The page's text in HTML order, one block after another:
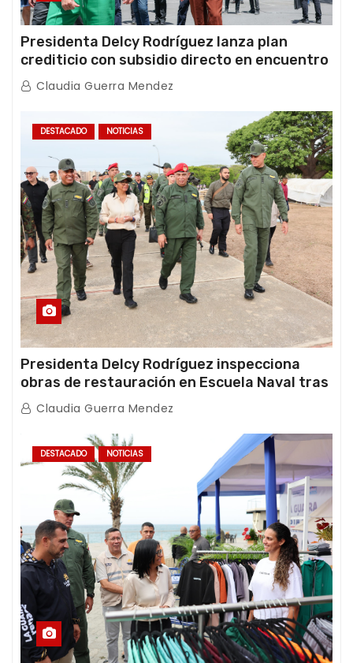
Presidenta Delcy Rodríguez lanza plan
crediticio con subsidio directo en encuentro
con Juntas de Condominio
Claudia Guerra Mendez
DESTACADO NOTICIAS
Presidenta Delcy Rodríguez inspecciona
obras de restauración en Escuela Naval tras
afectaciones sísmicas en La Guaira
Claudia Guerra Mendez
DESTACADO NOTICIAS